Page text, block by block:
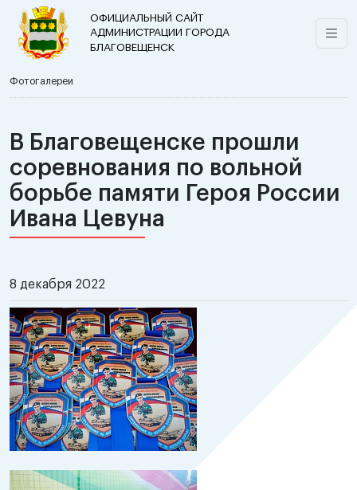
ОФИЦИАЛЬНЫЙ САЙТ
АДМИНИСТРАЦИИ ГОРОДА
БЛАГОВЕЩЕНСК
Фотогалереи
В Благовещенске прошли
соревнования по вольной
борьбе памяти Героя России
Ивана Цевуна
8 декабря 2022